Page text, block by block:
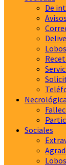
De
Sociales